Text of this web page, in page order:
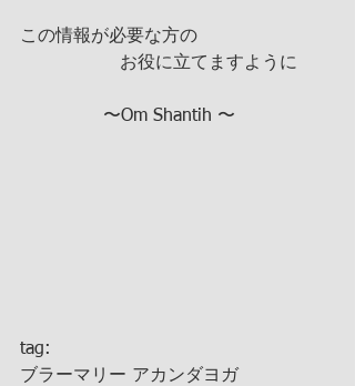
この情報が必要な方の
お役に立てますように
〜Om Shantih 〜
tag:
ブラーマリー アカンダヨガ